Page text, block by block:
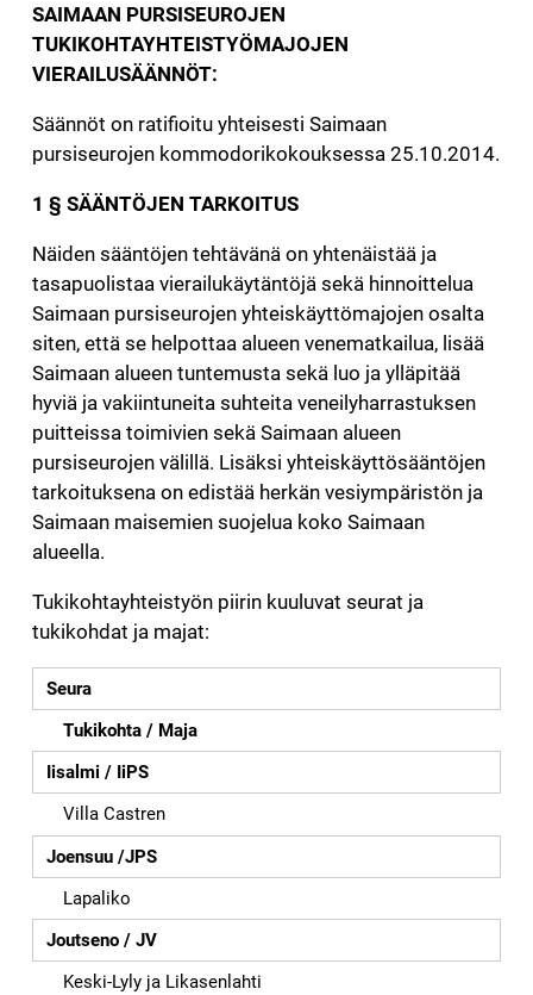
SAIMAAN PURSISEUROJEN
TUKIKOHTAYHTEISTYÖMAJOJEN
VIERAILUSÄÄNNÖT:
Säännöt on ratifioitu yhteisesti Saimaan
pursiseurojen kommodorikokouksessa 25.10.2014.
1 § SÄÄNTÖJEN TARKOITUS
Näiden sääntöjen tehtävänä on yhtenäistää ja
tasapuolistaa vierailukäytäntöjä sekä hinnoittelua
Saimaan pursiseurojen yhteiskäyttömajojen osalta
siten, että se helpottaa alueen venematkailua, lisää
Saimaan alueen tuntemusta sekä luo ja ylläpitää
hyviä ja vakiintuneita suhteita veneilyharrastuksen
puitteissa toimivien sekä Saimaan alueen
pursiseurojen välillä. Lisäksi yhteiskäyttösääntöjen
tarkoituksena on edistää herkän vesiympäristön ja
Saimaan maisemien suojelua koko Saimaan
alueella.
Tukikohtayhteistyön piirin kuuluvat seurat ja
tukikohdat ja majat:
Seura
Tukikohta / Maja
Iisalmi / IiPS
Villa Castren
Joensuu /JPS
Lapaliko
Joutseno / JV
Keski-Lyly ja Likasenlahti